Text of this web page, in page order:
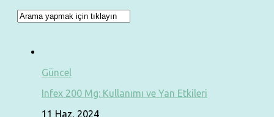
Güncel
Infex 200 Mg: Kullanımı ve Yan Etkileri
11 Haz, 2024